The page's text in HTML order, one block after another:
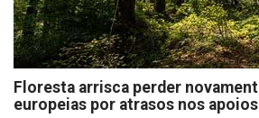
Floresta arrisca perder
europeias por atrasos nos apoios